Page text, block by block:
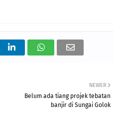
NEWER
Belum ada tiang projek tebatan
banjir di Sungai Golok